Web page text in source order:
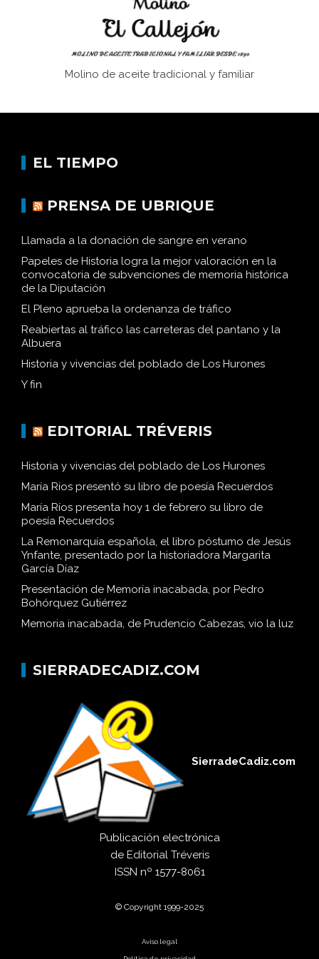
Molino de aceite tradicional y familiar
EL TIEMPO
PRENSA DE UBRIQUE
Llamada a la donación de sangre en verano
Papeles de Historia logra la mejor valoración en la
convocatoria de subvenciones de memoria histórica
de la Diputación
El Pleno aprueba la ordenanza de tráfico
Reabiertas al tráfico las carreteras del pantano y la
Albuera
Historia y vivencias del poblado de Los Hurones
Y fin
EDITORIAL TRÉVERIS
Historia y vivencias del poblado de Los Hurones
María Ríos presentó su libro de poesía Recuerdos
María Ríos presenta hoy 1 de febrero su libro de
poesía Recuerdos
La Remonarquía española, el libro póstumo de Jesús
Ynfante, presentado por la historiadora Margarita
García Díaz
Presentación de Memoria inacabada, por Pedro
Bohórquez Gutiérrez
Memoria inacabada, de Prudencio Cabezas, vio la luz
SIERRADECADIZ.COM
SierradeCadiz.com
Publicación electrónica
de Editorial Tréveris
ISSN nº 1577-8061
© Copyright 1999-2025
Aviso legal